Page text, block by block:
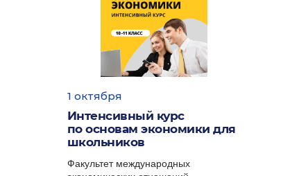
1 октября
Интенсивный курс
по основам экономики для
школьников
Факультет международных